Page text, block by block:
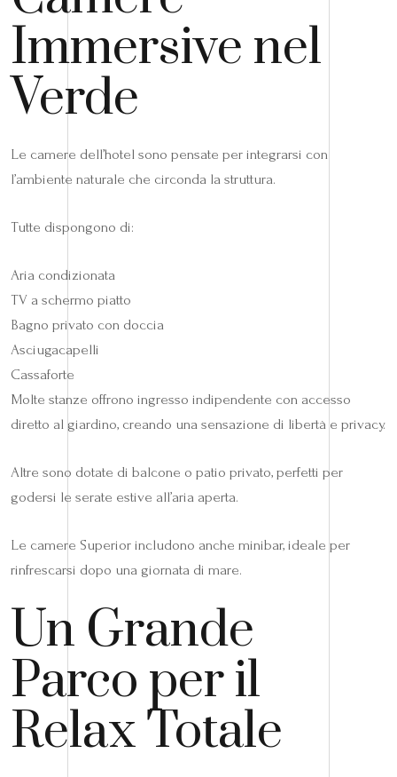
Immersive nel
Verde
Le camere dell’hotel sono pensate per integrarsi con
l’ambiente naturale che circonda la struttura.
Tutte dispongono di:
Aria condizionata
TV a schermo piatto
Bagno privato con doccia
Asciugacapelli
Cassaforte
Molte stanze offrono ingresso indipendente con accesso
diretto al giardino, creando una sensazione di libertà e privacy.
Altre sono dotate di balcone o patio privato, perfetti per
godersi le serate estive all’aria aperta.
Le camere Superior includono anche minibar, ideale per
rinfrescarsi dopo una giornata di mare.
Un Grande
Parco per il
Relax Totale